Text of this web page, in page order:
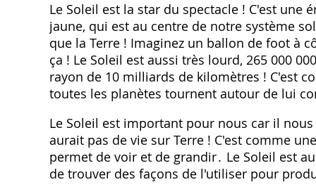
Le Soleil est la star du spectacle ! C'est
jaune, qui est au centre de notre système
que la Terre ! Imaginez un ballon de foot à
ça ! Le Soleil est aussi très lourd, 265 000
rayon de 10 milliards de kilomètres ! C'est
toutes les planètes tournent autour de lui
Le Soleil est important pour nous car il
aurait pas de vie sur Terre ! C'est comme
permet de voir et de grandir․ Le Soleil est
de trouver des façons de l'utiliser pour